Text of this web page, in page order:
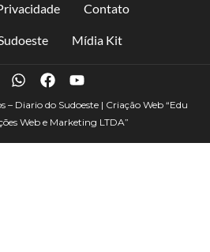
Contato
Mídia Kit
– Diario do Sudoeste | Criação Web “Edu
Web e Marketing LTDA”